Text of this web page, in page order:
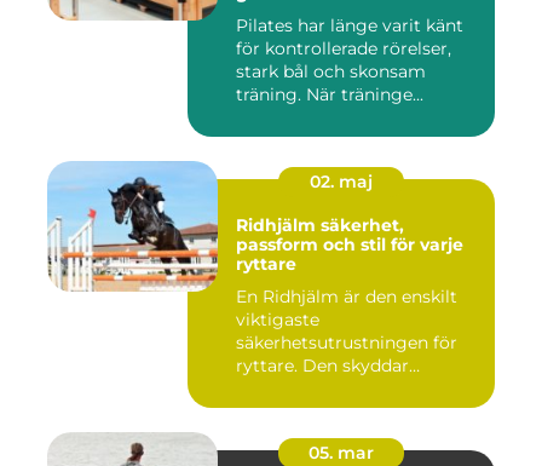
Pilates har länge varit känt
för kontrollerade rörelser,
stark bål och skonsam
träning. När träninge...
02. maj
Ridhjälm säkerhet,
passform och stil för varje
ryttare
En Ridhjälm är den enskilt
viktigaste
säkerhetsutrustningen för
ryttare. Den skyddar
05. mar